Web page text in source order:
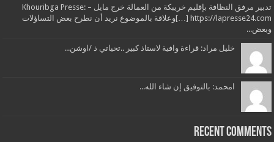
تدبير مرفق النظافة بإقليم خريبكة من العمالة خرج مايل – Khouribga Presse:
[…] https://lapresse24.comوعلاقة بالموضوع نريد أن نطرح بعض التساؤلات
وبعض...
خليل مراد: قراءة وافية لاستاذ كبير ..تحياتي ذ /اوشن...
امحمد: بالتوفيق إن شاء الله...
Recent Comments